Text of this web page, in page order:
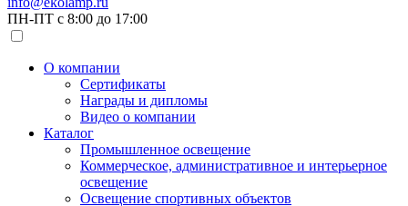
ПН-ПТ с 8:00 до 17:00
О компании
Сертификаты
Награды и дипломы
Видео о компании
Каталог
Промышленное освещение
Коммерческое, административное и интерьерное
освещение
Освещение спортивных объектов